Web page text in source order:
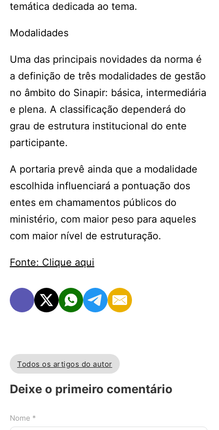
temática dedicada ao tema.
Modalidades
Uma das principais novidades da norma é
a definição de três modalidades de gestão
no âmbito do Sinapir: básica, intermediária
e plena. A classificação dependerá do
grau de estrutura institucional do ente
participante.
A portaria prevê ainda que a modalidade
escolhida influenciará a pontuação dos
entes em chamamentos públicos do
ministério, com maior peso para aqueles
com maior nível de estruturação.
Fonte: Clique aqui
Todos os artigos do autor
Deixe o primeiro comentário
Nome *